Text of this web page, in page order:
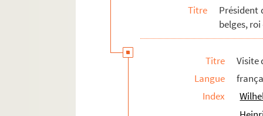
Titre
Président
belges, roi
Titre
Visite
Langue
Index